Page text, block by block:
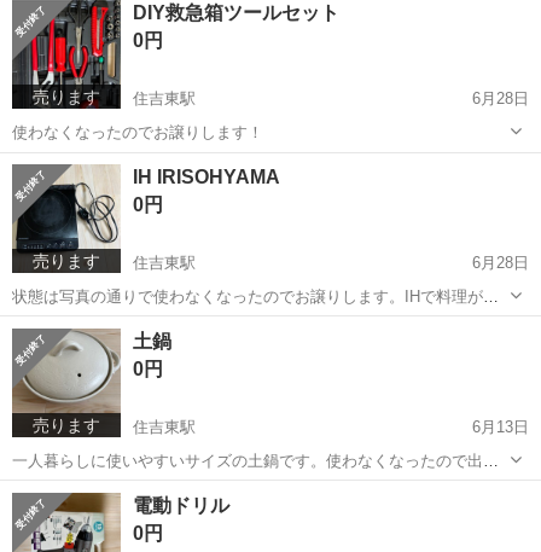
売ります
DIY救急箱ツールセット
0円
住吉東駅
6月28日
使わなくなったのでお譲りします！
大阪 大阪市
売ります
IH IRISOHYAMA
0円
住吉東駅
6月28日
状態は写真の通りで使わなくなったのでお譲りします。IHで料理がで
きるコンロです。よろしくお願いします！
大阪 大阪市 住吉東駅
売ります
土鍋
0円
住吉東駅
6月13日
一人暮らしに使いやすいサイズの土鍋です。使わなくなったので出品
いたしました。状態は写真の通りです。 返品などは受け付けていませ
んよでよらしくお願いいたします。
大阪 大阪市 住吉東駅
電動ドリル
0円